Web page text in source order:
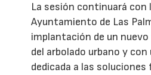
La sesión continuará con
Ayuntamiento de Las
implantación de un
del arbolado urbano y
dedicada a las